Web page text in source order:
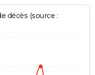
décès (source :